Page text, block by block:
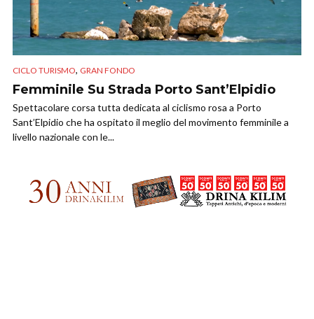
CICLO TURISMO, GRAN FONDO
Femminile Su Strada Porto Sant’Elpidio
Spettacolare corsa tutta dedicata al ciclismo rosa a Porto
Sant’Elpidio che ha ospitato il meglio del movimento femminile a
livello nazionale con le...